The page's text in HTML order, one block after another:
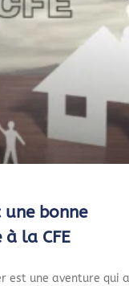
une bonne
la CFE
est une aventure qui